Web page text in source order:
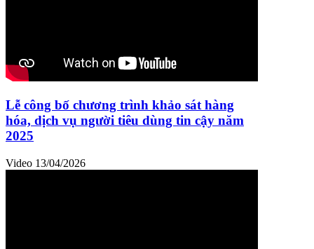
Lễ công bố chương trình khảo sát hàng
hóa, dịch vụ người tiêu dùng tin cậy năm
2025
Video 13/04/2026